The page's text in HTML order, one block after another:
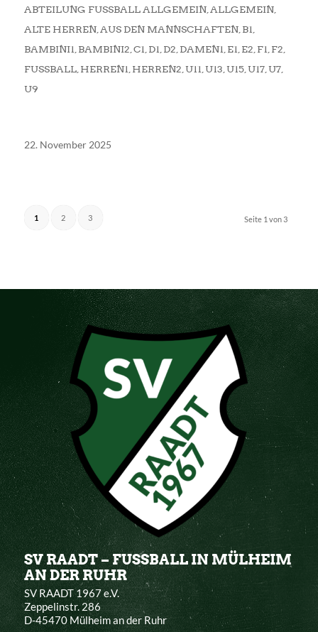
ABTEILUNG FUSSBALL ALLGEMEIN ,ALLGEMEIN,
ALTE HERREN,AUS DEN MANNSCHAFTEN,B1,
BAMBINI1,BAMBINI2,C1,D1,D2,DAMEN1,E1,E2,F1,F2,
FUSSBALL ,HERREN1,HERREN2,U11,U13,U15,U17,U7,
U9
22. November 2025
Seite 1 von 3
1 2 3
SV RAADT – FUSSBALL IN MÜLHEIM
AN DER RUHR
SV RAADT 1967 e.V.
Zeppelinstr. 286
D-45470 Mülheim an der Ruhr